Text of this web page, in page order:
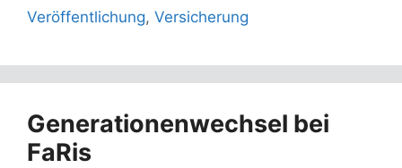
Veröffentlichung, Versicherung
Generationenwechsel bei
FaRis